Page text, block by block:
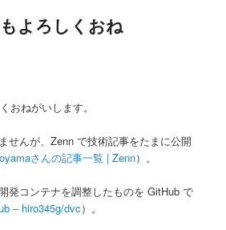
よろしくおね
おねがいします。
せんが、Zenn で技術記事をたまに公開
さんの記事一覧 | Zenn）。
発コンテナを調整したものを GitHub で
– hiro345g/dvc）。